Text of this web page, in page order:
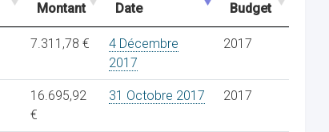
Montant Date Budget
7.311,78 €
4 Décembre
2017
2017
16.695,92
€
31 Octobre 2017 2017